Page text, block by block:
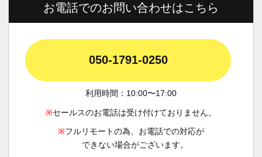
お電話でのお問い合わせはこちら
050-1791-0250
利用時間：10:00〜17:00
※セールスのお電話は受け付けておりません。
※フルリモートの為、お電話での対応が
できない場合がございます。